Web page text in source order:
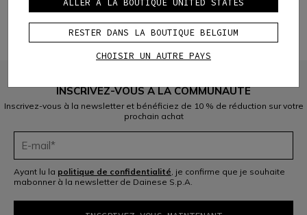
INSCRIVEZ-VOUS À LA COMMUNAUTÉ
Inscrivez-vous à la newsletter et bénéficiez de 10 % de réduction sur votre
prochain achat
Ayant lu la politique de confidentialité, je confirme que je souhaite
mabonner à la newsletter de Dainese S.p.A.
RESTER DANS LA BOUTIQUE BELGIUM
CHOISIR UN AUTRE PAYS